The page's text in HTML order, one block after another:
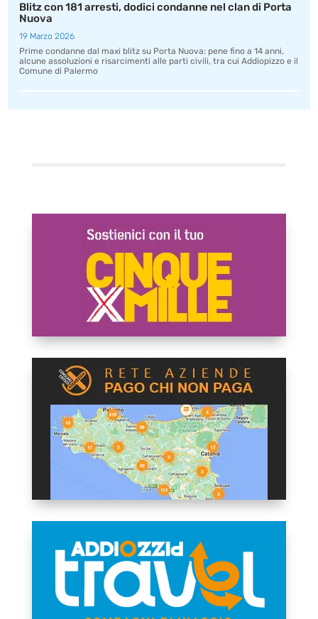
Blitz con 181 arresti, dodici condanne nel clan di Porta
Nuova
19 Marzo 2026
Prime condanne dal maxi blitz su Porta Nuova: pene fino a 14 anni,
alcune assoluzioni e risarcimenti alle parti civili, tra cui Addiopizzo e il
Comune di Palermo